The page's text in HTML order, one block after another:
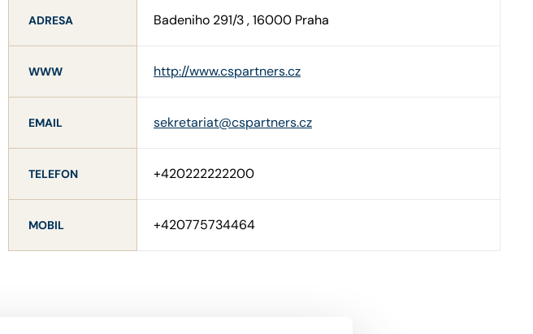
ADRESA Badeniho 291/3 , 16000 Praha
WWW http://www.cspartners.cz
EMAIL sekretariat@cspartners.cz
TELEFON +420222222200
MOBIL +420775734464